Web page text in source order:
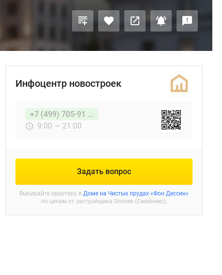
Инфоцентр новостроек
+7 (499) 705-91 ...
9:00 — 21:00
Задать вопрос
Выбирайте квартиру в Доме на Чистых прудах «Фон Дессин»
по ценам от застройщика Sminex (Смайнекс).